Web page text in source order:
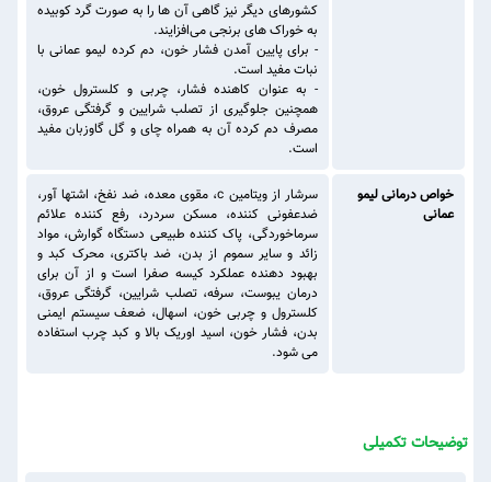
کشورهای دیگر نیز گاهی آن ‌ها را به ‌صورت گرد کوبیده
به خوراک های برنجی می‌افزایند.
- برای پایین آمدن فشار خون، دم کرده لیمو عمانی با
نبات مفید است.
- به عنوان کاهنده فشار، چربی و کلسترول خون،
همچنین جلوگیری از تصلب شرایین و گرفتگی عروق،
مصرف دم کرده آن به همراه چای و گل گاوزبان مفید
است.
خواص درمانی لیمو
عمانی
سرشار از ویتامین c، مقوی معده، ضد نفخ، اشتها آور،
ضدعفونی ‌کننده، مسکن سردرد، رفع‌ کننده علائم
سرماخوردگی، پاک کننده طبیعی دستگاه گوارش، مواد
زائد و سایر سموم از بدن، ضد باکتری، محرک کبد و
بهبود دهنده عملکرد کیسه صفرا است و از آن برای
درمان یبوست، سرفه، تصلب شرایین، گرفتگی عروق،
کلسترول و چربی خون، اسهال، ضعف سیستم ایمنی
بدن، فشار خون، اسید اوریک بالا و کبد چرب استفاده
می شود.
توضیحات تکمیلی